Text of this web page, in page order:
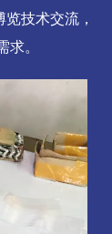
技术交流，
求。